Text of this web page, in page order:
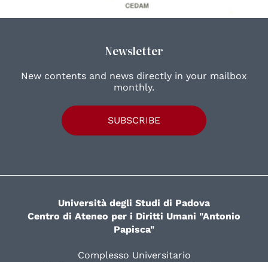
Newsletter
New contents and news directly in your mailbox
monthly.
SUBSCRIBE
Università degli Studi di Padova
Centro di Ateneo per i Diritti Umani "Antonio
Papisca"
Complesso Universitario